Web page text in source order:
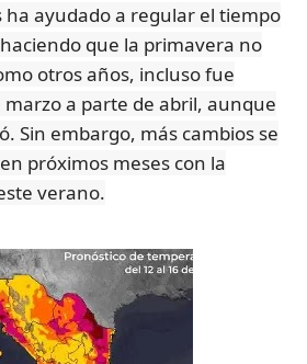
ha ayudado a regular el tiempo
que la primavera no
otros años, incluso fue
marzo a parte de abril, aunque
Sin embargo, más cambios se
próximos meses con la
verano.